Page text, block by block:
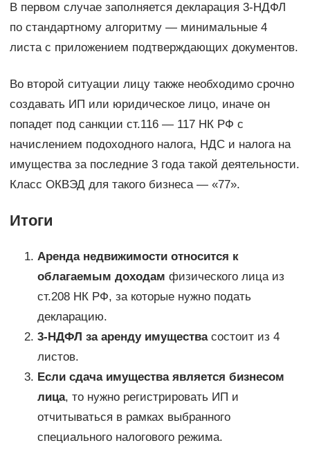
В первом случае заполняется декларация 3-НДФЛ
по стандартному алгоритму — минимальные 4
листа с приложением подтверждающих документов.
Во второй ситуации лицу также необходимо срочно
создавать ИП или юридическое лицо, иначе он
попадет под санкции ст.116 — 117 НК РФ с
начислением подоходного налога, НДС и налога на
имущества за последние 3 года такой деятельности.
Класс ОКВЭД для такого бизнеса — «77».
Итоги
Аренда недвижимости относится к
облагаемым доходам физического лица из
ст.208 НК РФ, за которые нужно подать
декларацию.
3-НДФЛ за аренду имуществасостоит из 4
листов.
Если сдача имущества является бизнесом
лица, то нужно регистрировать ИП и
отчитываться в рамках выбранного
специального налогового режима.